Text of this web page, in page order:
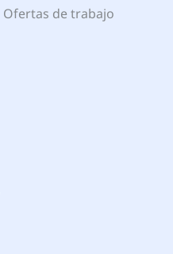
Ofertas de trabajo